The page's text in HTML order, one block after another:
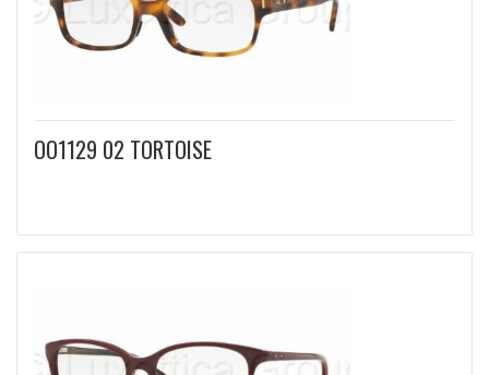
OO1129 02 TORTOISE